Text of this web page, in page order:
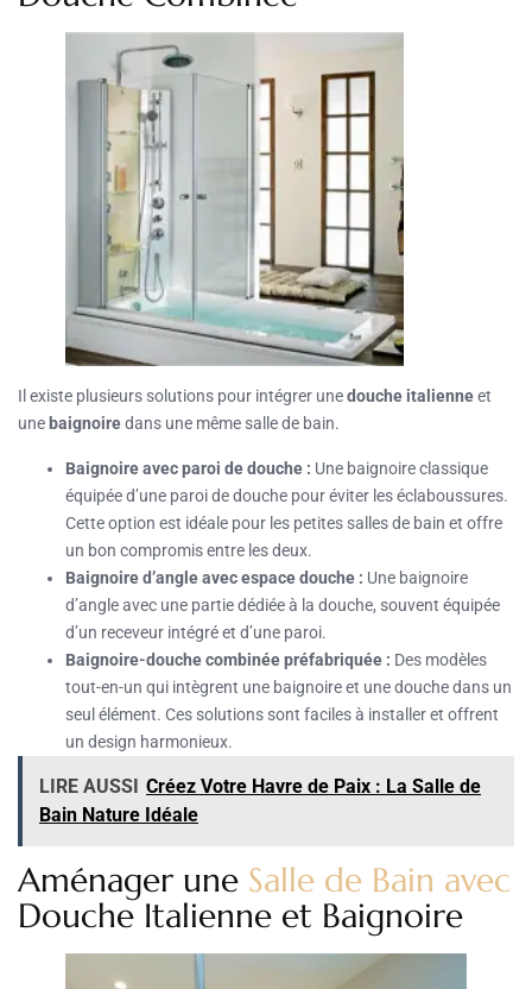
Il existe plusieurs solutions pour intégrer unedouche italienneet
une baignoiredans une même salle de bain.
Baignoire avec paroi de douche : Une baignoire classique
équipée d’une paroi de douche pour éviter les éclaboussures.
Cette option est idéale pour les petites salles de bain et offre
un bon compromis entre les deux.
Baignoire d’angle avec espace douche : Une baignoire
d’angle avec une partie dédiée à la douche, souvent équipée
d’un receveur intégré et d’une paroi.
Baignoire-douche combinée préfabriquée : Des modèles
tout-en-un qui intègrent une baignoire et une douche dans un
seul élément. Ces solutions sont faciles à installer et offrent
un design harmonieux.
LIRE AUSSI Créez Votre Havre de Paix : La Salle de
Bain Nature Idéale
Aménager une Salle de Bain avec
Douche Italienne et Baignoire